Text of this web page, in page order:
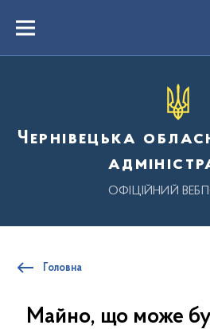
вмістуMenu
Чернівецька
ОФІЦІЙНИЙ
Головна
Майно, що може